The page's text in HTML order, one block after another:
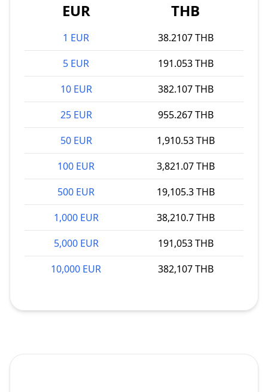
EUR THB
1 EUR
38.2107 THB
5 EUR
191.053 THB
10 EUR
382.107 THB
25 EUR
955.267 THB
50 EUR
1,910.53 THB
100 EUR
3,821.07 THB
500 EUR
19,105.3 THB
1,000 EUR
38,210.7 THB
5,000 EUR
191,053 THB
10,000 EUR
382,107 THB